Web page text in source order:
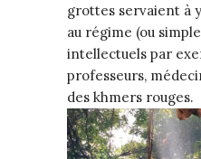
grottes servaient à
au régime (ou
intellectuels par
professeurs,
des khmers rouges.